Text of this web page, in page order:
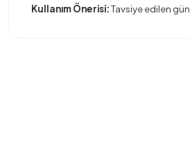
Kullanım Önerisi:Tavsiye edilen